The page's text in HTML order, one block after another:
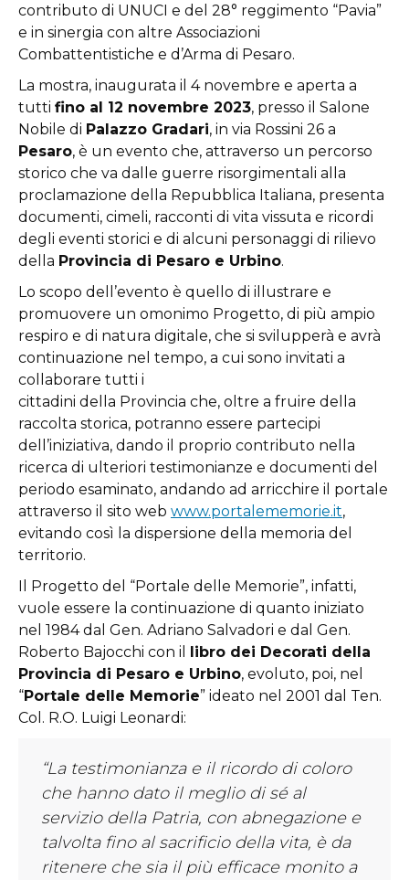
contributo di UNUCI e del 28° reggimento “Pavia”
e in sinergia con altre Associazioni
Combattentistiche e d’Arma di Pesaro.
La mostra, inaugurata il 4 novembre e aperta a
tutti fino al 12 novembre 2023, presso il Salone
Nobile di Palazzo Gradari, in via Rossini 26 a
Pesaro, è un evento che, attraverso un percorso
storico che va dalle guerre risorgimentali alla
proclamazione della Repubblica Italiana, presenta
documenti, cimeli, racconti di vita vissuta e ricordi
degli eventi storici e di alcuni personaggi di rilievo
della Provincia di Pesaro e Urbino.
Lo scopo dell’evento è quello di illustrare e
promuovere un omonimo Progetto, di più ampio
respiro e di natura digitale, che si svilupperà e avrà
continuazione nel tempo, a cui sono invitati a
collaborare tutti i
cittadini della Provincia che, oltre a fruire della
raccolta storica, potranno essere partecipi
dell’iniziativa, dando il proprio contributo nella
ricerca di ulteriori testimonianze e documenti del
periodo esaminato, andando ad arricchire il portale
attraverso il sito web www.portalememorie.it,
evitando così la dispersione della memoria del
territorio.
Il Progetto del “Portale delle Memorie”, infatti,
vuole essere la continuazione di quanto iniziato
nel 1984 dal Gen. Adriano Salvadori e dal Gen.
Roberto Bajocchi con il libro dei Decorati della
Provincia di Pesaro e Urbino, evoluto, poi, nel
“Portale delle Memorie” ideato nel 2001 dal Ten.
Col. R.O. Luigi Leonardi:
“La testimonianza e il ricordo di coloro
che hanno dato il meglio di sé al
servizio della Patria, con abnegazione e
talvolta fino al sacrificio della vita, è da
ritenere che sia il più efficace monito a